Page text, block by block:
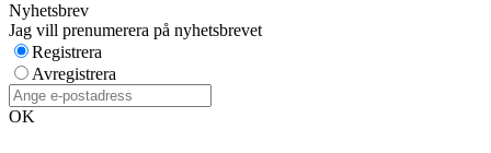
Nyhetsbrev
Jag vill prenumerera på nyhetsbrevet
Registrera
Avregistrera
OK